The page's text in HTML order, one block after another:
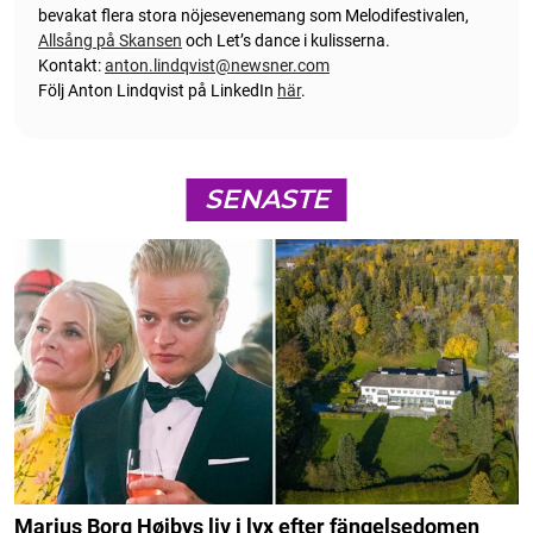
bevakat flera stora nöjesevenemang som Melodifestivalen,
Allsång på Skansen och Let’s dance i kulisserna.
Kontakt:anton.lindqvist@newsner.com
Följ Anton Lindqvist på LinkedIn här.
SENASTE
Marius Borg Høibys liv i lyx efter fängelsedomen